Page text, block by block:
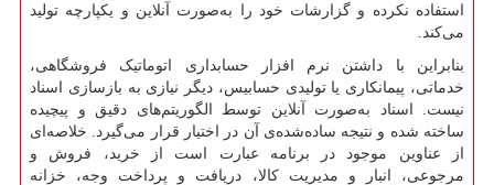
استفاده نکرده و گزارشات خود را به‌صورت آنلاین و یکپارچه تولید
می‌کند.
بنابراین با داشتن نرم افزار حسابداری اتوماتیک فروشگاهی،
خدماتی، پیمانکاری یا تولیدی حسابیس، دیگر نیازی به بازسازی اسناد
نیست. اسناد به‌صورت آنلاین توسط الگوریتم‌های دقیق و پیچیده
ساخته شده و نتیجه ساده‌شده‌ی آن در اختیار قرار می‌گیرد. خلاصه‌ای
از عناوین موجود در برنامه عبارت است از خرید، فروش و
مرجوعی، انبار و مدیریت کالا، دریافت و پرداخت وجه، خزانه